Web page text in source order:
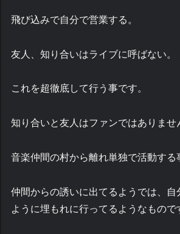
飛び込みで自分で営業する。
友人、知り合いはライブに呼ばない。
これを超徹底して行う事です。
知り合いと友人はファンではありませ
音楽仲間の村から離れ単独で活動する
仲間からの誘いに出てるようでは、
ように埋もれに行ってるようなもので